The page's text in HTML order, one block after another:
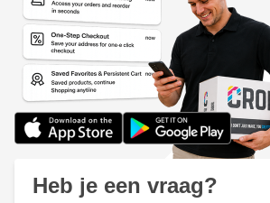
Heb je een vraag?